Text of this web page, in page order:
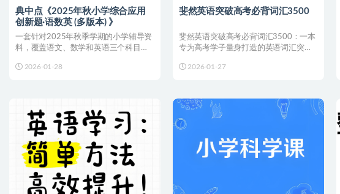
典中点《2025年秋小学综合应用
创新题·语数英 (多版本) 》
一套针对2025年秋季学期的小学辅导资
料，覆盖语文、数学和英语三个科目，
2026-01-28
斐然英语突破高考必背词汇3500
斐然英语突破高考必背词汇3500：一本
专为高考学子量身打造的英语词汇突破
2026-01-27